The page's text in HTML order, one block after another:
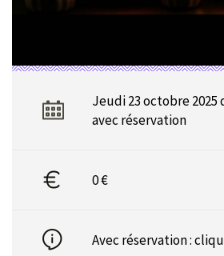
Jeudi 23 octobre 2025
avec réservation
0 €
Avec réservation :